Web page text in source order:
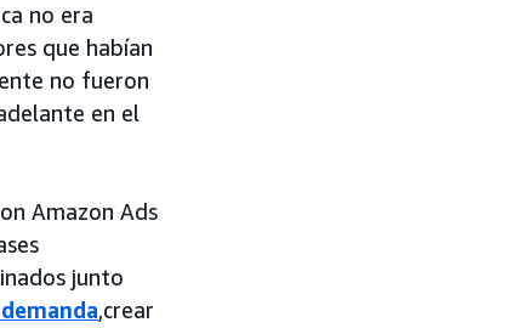
no era
que habían
no fueron
en el
Amazon Ads
junto
,crear